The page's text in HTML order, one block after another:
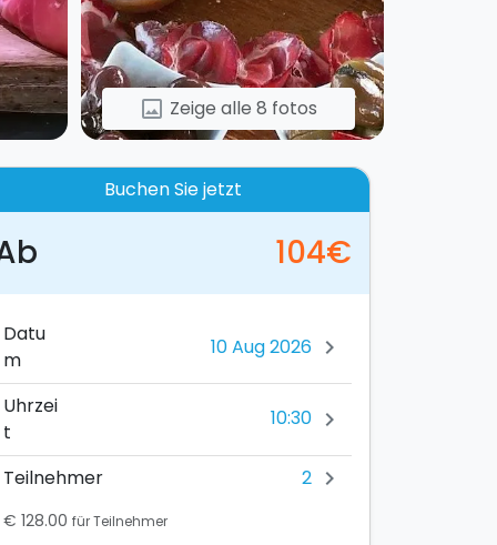
image Zeige alle 8 fotos
Buchen Sie jetzt
104€
Datu
m
chevron_right
Uhrzei
t
10:30 chevron_right
Teilnehmer 2 chevron_right
€ 128.00 für Teilnehmer